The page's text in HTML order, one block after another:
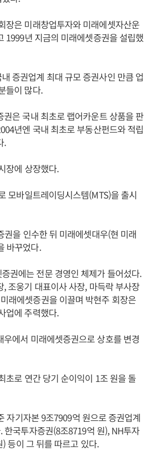
장은 미래창업투자와 미래에셋자산운
1999년 지금의 미래에셋증권을 설립했
증권업계 최대 규모 증권사인 만큼 업
들이 많다.
권은 국내 최초로 랩어카운트 상품을 판
년엔 국내 최초로 부동산펀드와 적립
.
장에 상장했다.
모바일트레이딩시스템(MTS)을 출시
권을 인수한 뒤 미래에셋대우(현 미래
바꾸었다.
권에는 전문 경영인 체제가 들어섰다.
, 조웅기 대표이사 사장, 마득락 부사장
래에셋증권을 이끌며 박현주 회장은
업에 주력했다.
우에서 미래에셋증권으로 상호를 변경
초로 연간 당기 순이익이 1조 원을 돌
자기자본 9조7909억 원으로 증권업계
한국투자증권(8조8719억 원), NH투자
등이 그 뒤를 따르고 있다.